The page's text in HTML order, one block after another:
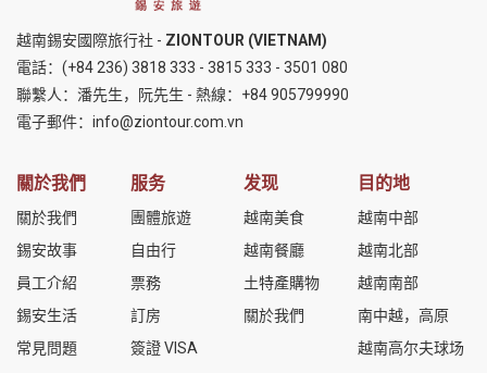
越南錫安國際旅行社 - ZIONTOUR (VIETNAM)
電話： (+84 236) 3818 333 - 3815 333 - 3501 080
聯繫人：潘先生，阮先生 - 熱線： +84 905799990
電子郵件： info@ziontour.com.vn
關於我們
關於我們
錫安故事
員工介紹
錫安生活
常見問題
服务
團體旅遊
自由行
票務
訂房
簽證 VISA
发现
越南美食
越南餐廳
土特產購物
關於我們
目的地
越南中部
越南北部
越南南部
南中越，高原
越南高尔夫球场